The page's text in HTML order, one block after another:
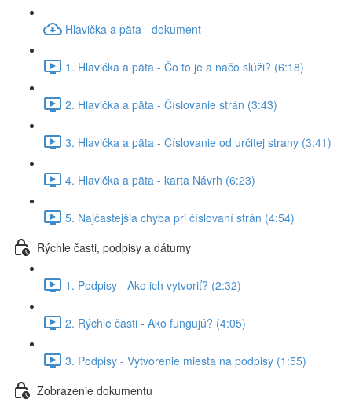
Hlavička a päta - dokument
1. Hlavička a päta - Čo to je a načo slúži? (6:18)
2. Hlavička a päta - Číslovanie strán (3:43)
3. Hlavička a päta - Číslovanie od určitej strany (3:41)
4. Hlavička a päta - karta Návrh (6:23)
5. Najčastejšia chyba pri číslovaní strán (4:54)
Rýchle časti, podpisy a dátumy
1. Podpisy - Ako ich vytvoriť? (2:32)
2. Rýchle časti - Ako fungujú? (4:05)
3. Podpisy - Vytvorenie miesta na podpisy (1:55)
Zobrazenie dokumentu